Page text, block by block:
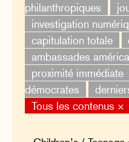
philanthropiques
investigation
capitulation totale
ambassades
proximité immédiate
démocrates
Tous les contenus ×